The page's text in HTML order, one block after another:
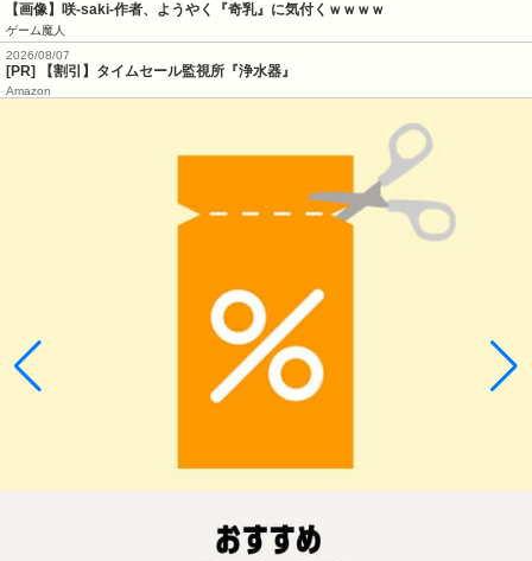
【画像】咲-saki-作者、ようやく『奇乳』に気付くｗｗｗｗ
ゲーム魔人
2026/08/07
[PR] 【割引】タイムセール監視所『浄水器』
Amazon